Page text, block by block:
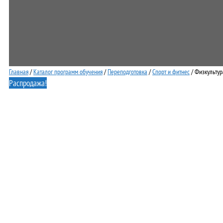
Главная/Каталог программ обучения/Переподготовка /Спорт и фитнес/
Распродажа!